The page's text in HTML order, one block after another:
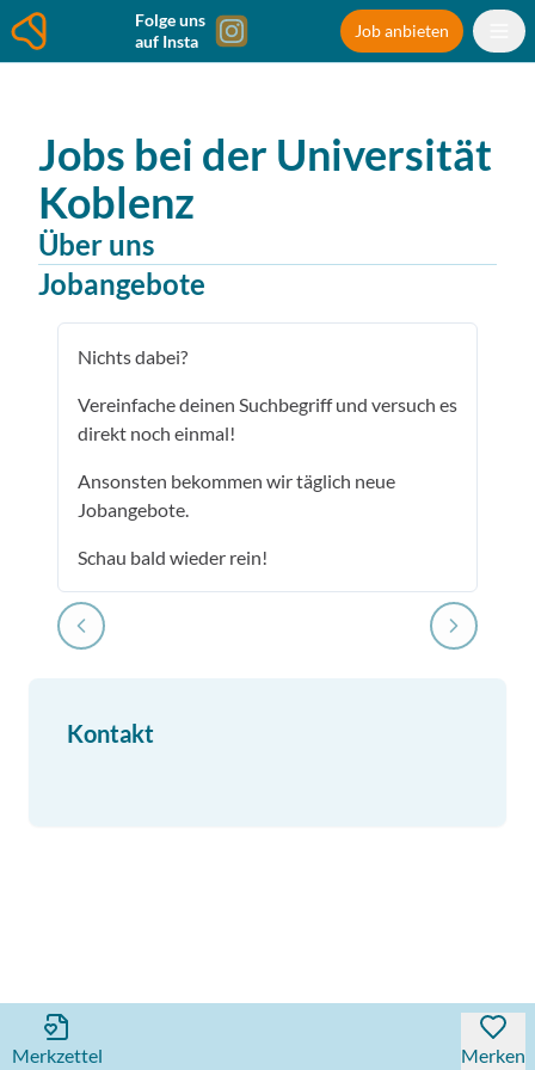
Folge uns
auf Insta
Job anbieten
Jobs bei der Universität
Koblenz
Über uns
Jobangebote
Nichts dabei?
Vereinfache deinen Suchbegriff und versuch es
direkt noch einmal!
Ansonsten bekommen wir täglich neue
Jobangebote.
Schau bald wieder rein!
Kontakt
Merkzettel Merken